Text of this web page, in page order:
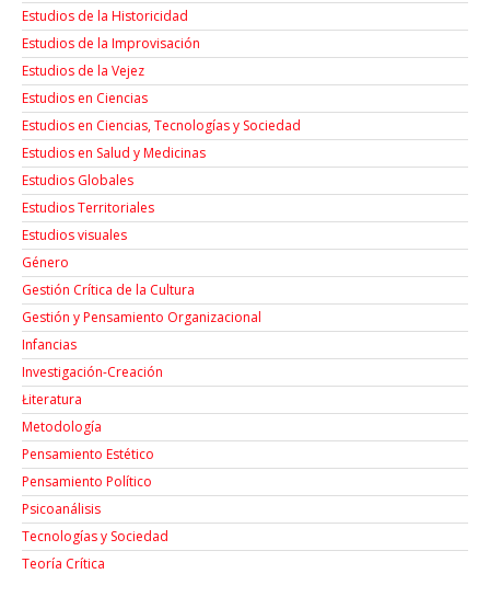
Estudios de la Historicidad
Estudios de la Improvisación
Estudios de la Vejez
Estudios en Ciencias
Estudios en Ciencias, Tecnologías y Sociedad
Estudios en Salud y Medicinas
Estudios Globales
Estudios Territoriales
Estudios visuales
Género
Gestión Crítica de la Cultura
Gestión y Pensamiento Organizacional
Infancias
Investigación-Creación
Łiteratura
Metodología
Pensamiento Estético
Pensamiento Político
Psicoanálisis
Tecnologías y Sociedad
Teoría Crítica